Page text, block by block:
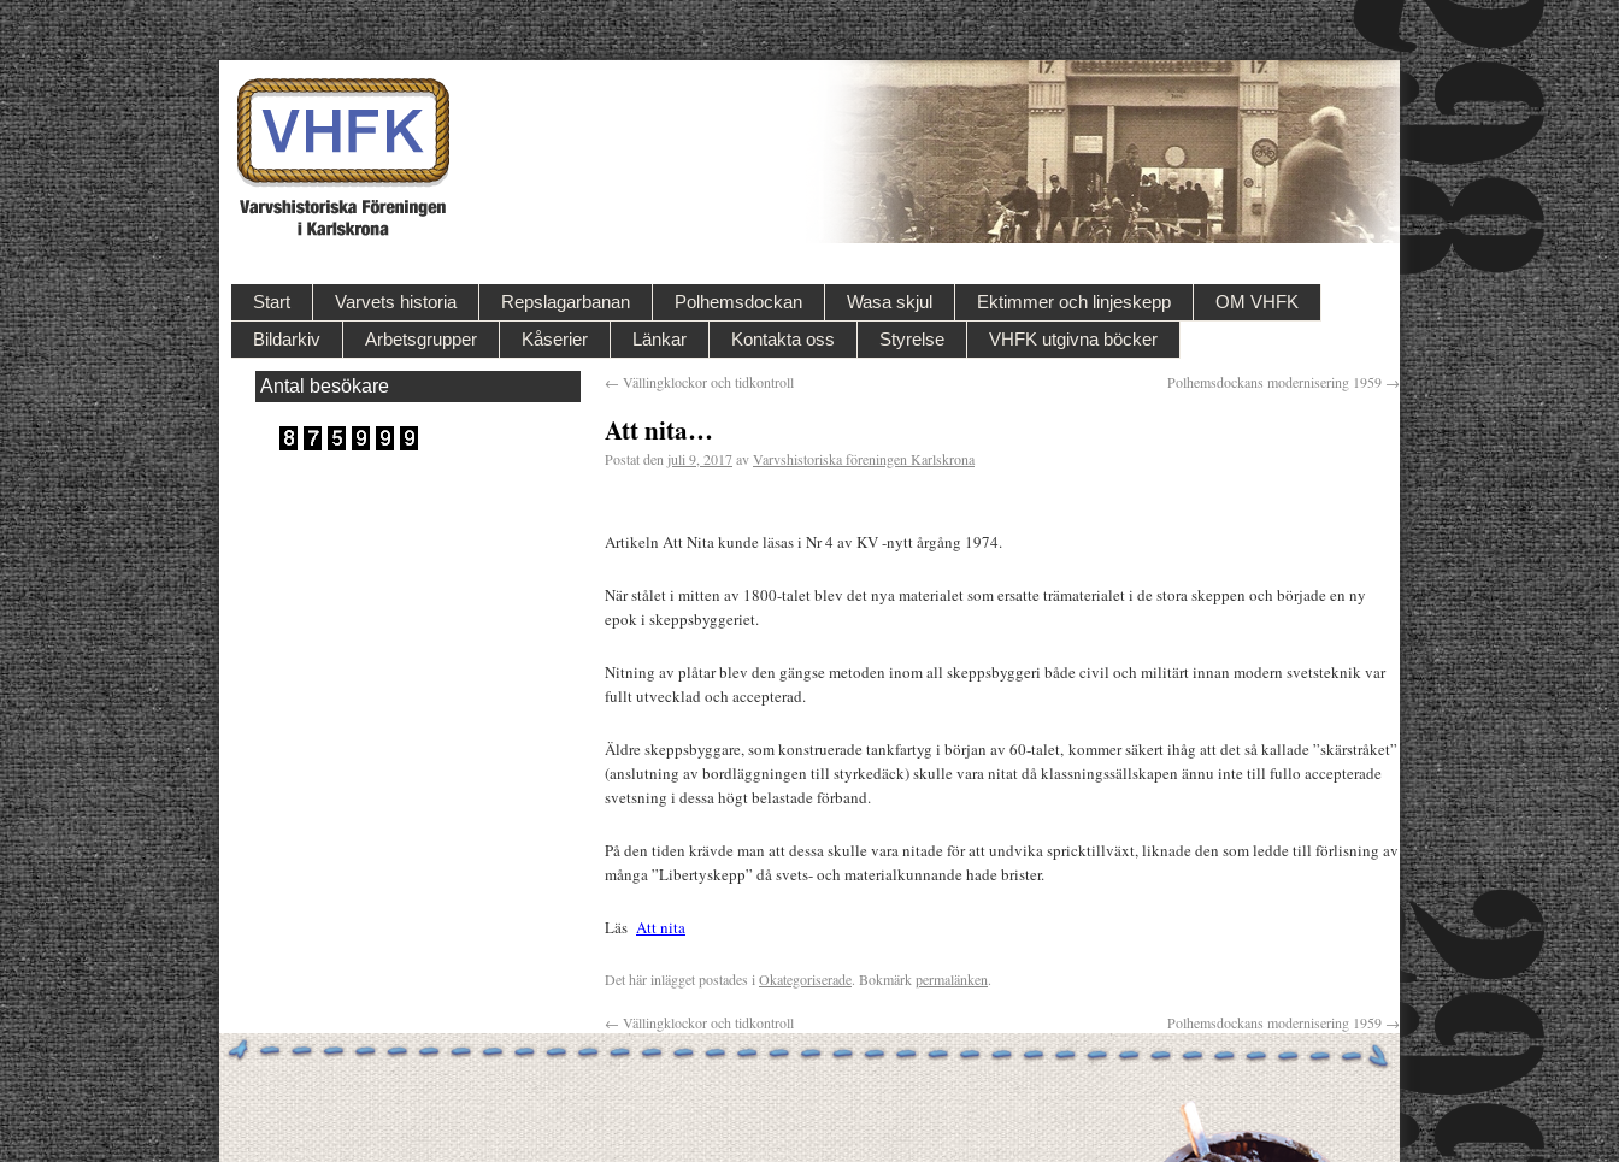
Start Varvets historia Repslagarbanan Polhemsdockan Wasa skjul Ektimmer och linjeskepp
OM VHFK
Bildarkiv
Arbetsgrupper Kåserier Länkar Kontakta oss Styrelse VHFK utgivna böcker
Antal besökare ← Vällingklockor och tidkontroll Polhemsdockans modernisering 1959 →
Att nita…
Postat den juli 9, 2017avVarvshistoriska föreningen Karlskrona
Artikeln Att Nita kunde läsas i Nr 4 av KV -nytt årgång 1974.
När stålet i mitten av 1800-talet blev det nya materialet som ersatte trämaterialet i de stora skeppen och började en ny
epok i skeppsbyggeriet.
Nitning av plåtar blev den gängse metoden inom all skeppsbyggeri både civil och militärt innan modern svetsteknik var
fullt utvecklad och accepterad.
Äldre skeppsbyggare, som konstruerade tankfartyg i början av 60-talet, kommer säkert ihåg att det så kallade ”skärstråket”
(anslutning av bordläggningen till styrkedäck) skulle vara nitat då klassningssällskapen ännu inte till fullo accepterade
svetsning i dessa högt belastade förband.
På den tiden krävde man att dessa skulle vara nitade för att undvika spricktillväxt, liknade den som ledde till förlisning av
många ”Libertyskepp” då svets- och materialkunnande hade brister.
Läs Att nita
Det här inlägget postades i Okategoriserade. Bokmärk permalänken.
← Vällingklockor och tidkontroll Polhemsdockans modernisering 1959 →